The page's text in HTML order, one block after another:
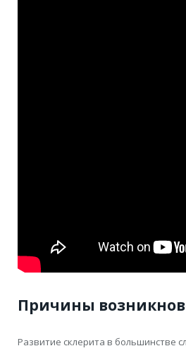
Причины
Развитие склерита в большинстве